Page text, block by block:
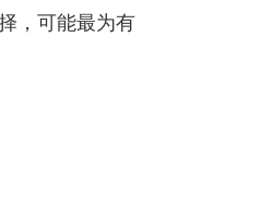
，可能最为有